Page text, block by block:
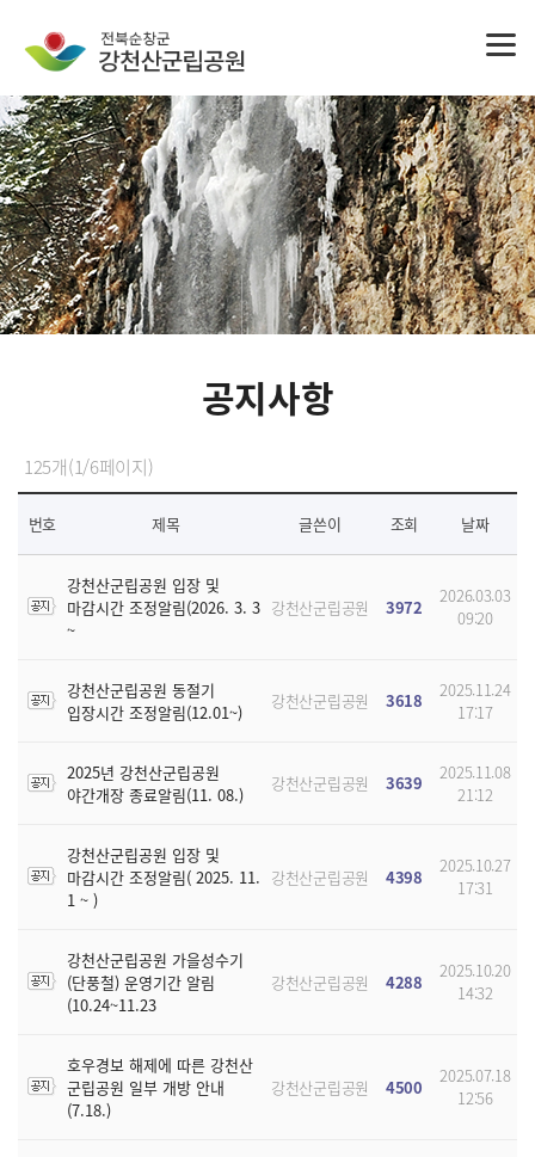
공지사항
125개(1/6페이지)
번호 제목 글쓴이 조회 날짜
강천산군립공원 입장 및
마감시간 조정알림(2026. 3. 3
~
강천산군립공원 3972
2026.03.03
09:20
강천산군립공원 동절기
입장시간 조정알림(12.01~)
강천산군립공원 3618
2025.11.24
17:17
2025년 강천산군립공원
야간개장 종료알림(11. 08.)
강천산군립공원 3639
2025.11.08
21:12
강천산군립공원 입장 및
마감시간 조정알림( 2025. 11.
1 ~ )
강천산군립공원 4398
2025.10.27
17:31
강천산군립공원 가을성수기
(단풍철) 운영기간 알림
(10.24~11.23
강천산군립공원 4288
2025.10.20
14:32
호우경보 해제에 따른 강천산
군립공원 일부 개방 안내
(7.18.)
강천산군립공원 4500
2025.07.18
12:56